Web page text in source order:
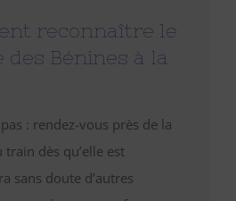
reconnaître le
des Bénines à la
: rendez-vous près de la
dès qu’elle est
sans doute d’autres